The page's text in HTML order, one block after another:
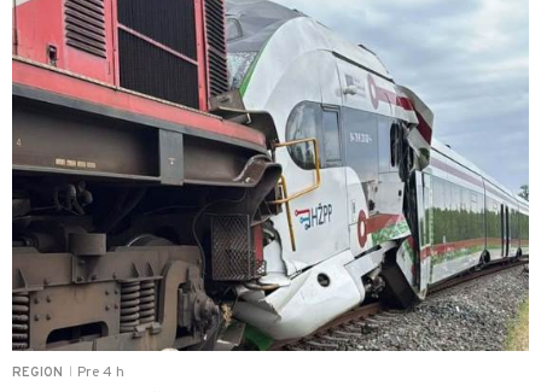
REGION Pre 4 h